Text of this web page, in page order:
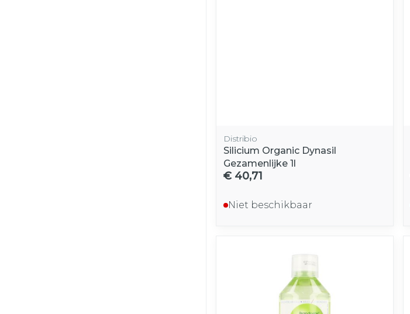
Distribio
Silicium Organic Dynasil
Gezamenlijke 1l
€ 40,71
Niet beschikbaar